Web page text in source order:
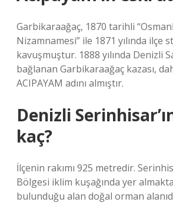
Garbikaraağaç, 1870 tarihli
Nizamnamesi” ile 1871 yılında ilçe
kavuşmuştur. 1888 yılında Denizli
bağlanan Garbikaraağaç kazası,
ACIPAYAM adını almıştır.
Denizli
kaç?
İlçenin rakımı 925 metredir.
Bölgesi iklim kuşağında yer
bulunduğu alan doğal orman